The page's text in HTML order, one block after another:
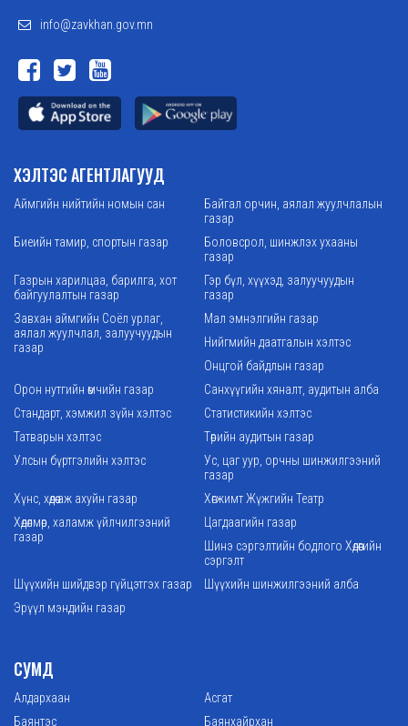
info@zavkhan.gov.mn
ХЭЛТЭС АГЕНТЛАГУУД
Аймгийн нийтийн номын сан
Байгал орчин, аялал жуулчлалын
газар
Биеийн тамир, спортын газар
Боловсрол, шинжлэх ухааны
газар
Газрын харилцаа, барилга, хот
байгуулалтын газар
Гэр бүл, хүүхэд, залуучуудын
газар
Завхан аймгийн Соёл урлаг,
аялал жуулчлал, залуучуудын
газар
Мал эмнэлгийн газар
Нийгмийн даатгалын хэлтэс
Онцгой байдлын газар
Орон нутгийн өмчийн газар
Санхүүгийн хяналт, аудитын алба
Стандарт, хэмжил зүйн хэлтэс
Статистикийн хэлтэс
Татварын хэлтэс
Төрийн аудитын газар
Улсын бүртгэлийн хэлтэс
Ус, цаг уур, орчны шинжилгээний
газар
Хүнс, хөдөө аж ахуйн газар
Хөгжимт Жүжгийн Театр
Хөдөлмөр, халамж үйлчилгээний
газар
Цагдаагийн газар
Шинэ сэргэлтийн бодлого Хөдөөгийн
сэргэлт
Шүүхийн шийдвэр гүйцэтгэх газар
Шүүхийн шинжилгээний алба
Эрүүл мэндийн газар
СУМД
Алдархаан
Асгат
Баянтэс
Баянхайрхан